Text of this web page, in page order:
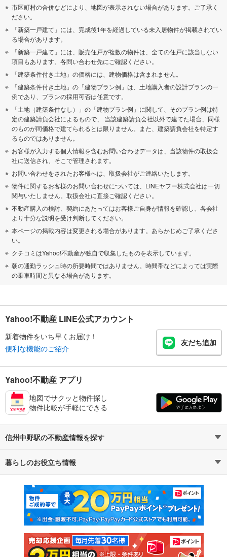
市区町村の合併などにより、地図が表示されない場合があります。ご了承く
ださい。
「新築一戸建て」には、完成後1年を経過している未入居物件が掲載されてい
る場合があります。
「新築一戸建て」には、販売住戸が複数の物件は、全ての住戸に該当しない
項目もあります。各問い合わせ先にご確認ください。
「建築条件付き土地」の価格には、建物価格は含まれません。
「建築条件付き土地」の「建物プラン例」は、土地購入者の設計プランの一
例であり、プランの採用可否は任意です。
「土地（建築条件なし）」の「建物プラン例」に関して、そのプラン例は特
定の建築請負会社によるもので、 当該建築請負会社以外で建てた場合、同様
のものが同価格で建てられるとは限りません。また、建築請負会社を特定す
るものではありません。
お客様が入力する個人情報を含むお問い合わせデータは、当該物件の取扱会
社に送信され、そこで管理されます。
お問い合わせをされたお客様へは、取扱会社がご連絡いたします。
物件に関するお客様のお問い合わせについては、LINEヤフー株式会社は一切
関与いたしません。取扱会社に直接ご確認ください。
不動産購入の検討、契約にあたってはお客様ご自身が情報を確認し、各会社
より十分な説明を受け判断してください。
本ページの掲載内容は変更される場合があります。あらかじめご了承くださ
い。
クチコミはYahoo!不動産が独自で収集したものを表示しています。
朝の通勤ラッシュ時の所要時間ではありません。時間帯などによっては実際
の乗車時間と異なる場合があります。
Yahoo!不動産 LINE公式アカウント
新着物件をいち早くお届け！
便利な機能のご紹介
友だち追加
Yahoo!不動産 アプリ
地図でサクッと物件探し
物件比較が手軽にできる
信州中野駅の不動産情報を探す
不動産・住宅
新築マンション 中古マンション
新築一戸建て 中古一戸建て
注文住宅 土地
暮らしのお役立ち情報
マンションカタログ 教えて！住まいの先生